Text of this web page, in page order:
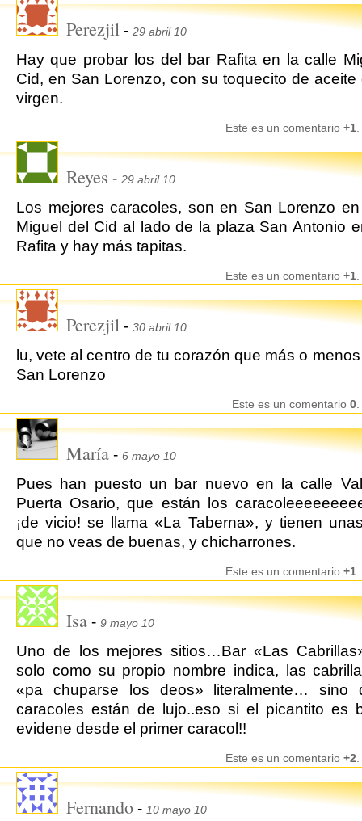
Perezjil - 29 abril 10
Hay que probar los del bar Rafita en la calle
Cid, en San Lorenzo, con su toquecito de aceite
virgen.
Este es un comentario +1
Reyes - 29 abril 10
Los mejores caracoles, son en San Lorenzo
Miguel del Cid al lado de la plaza San Antonio
Rafita y hay más tapitas.
Este es un comentario +1
Perezjil - 30 abril 10
lu, vete al centro de tu corazón que más o
San Lorenzo
Este es un comentario 0
María - 6 mayo 10
Pues han puesto un bar nuevo en la calle
Puerta Osario, que están los
¡de vicio! se llama «La Taberna», y tienen
que no veas de buenas, y chicharrones.
Este es un comentario +1
Isa - 9 mayo 10
Uno de los mejores sitios…Bar «Las
solo como su propio nombre indica, las
«pa chuparse los deos» literalmente… sino
caracoles están de lujo..eso si el picantito es
evidene desde el primer caracol!!
Este es un comentario +2
Fernando - 10 mayo 10